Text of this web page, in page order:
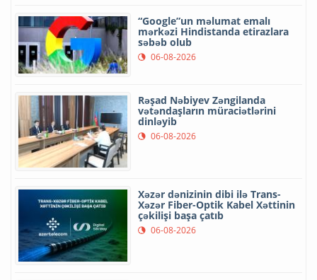
“Google”un məlumat emalı
mərkəzi Hindistanda etirazlara
səbəb olub
06-08-2026
Rəşad Nəbiyev Zəngilanda
vətəndaşların müraciətlərini
dinləyib
06-08-2026
Xəzər dənizinin dibi ilə Trans-
Xəzər Fiber-Optik Kabel Xəttinin
çəkilişi başa çatıb
06-08-2026